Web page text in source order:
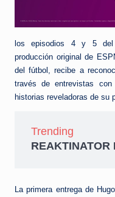
los episodios 4 y 5 del
producción original de
del fútbol, recibe a
través de entrevistas
historias reveladoras de su
Trending
REAKTINATOR
La primera entrega de